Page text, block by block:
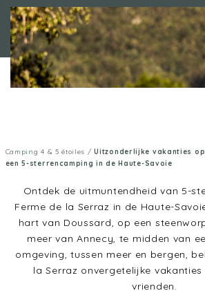
Camping 4 & 5 étoiles /Uitzonderlijke vakanties
een 5-sterrencamping in de Haute-Savoie
Ontdek de uitmuntendheid van 5-
Ferme de la Serraz in de Haute-
hart van Doussard, op een
meer van Annecy, te midden van
omgeving, tussen meer en bergen,
la Serraz onvergetelijke
vrienden.